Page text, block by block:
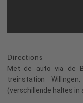
Directions
Met de auto via de
treinstation
(verschillende haltes in